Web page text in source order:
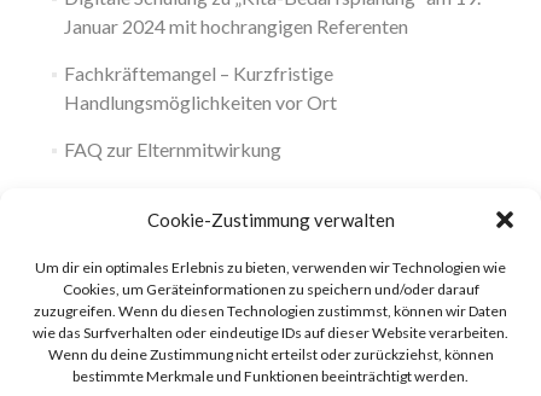
Cookie-Zustimmung verwalten
Um dir ein optimales Erlebnis zu bieten, verwenden wir Technologien wie
Cookies, um Geräteinformationen zu speichern und/oder darauf
zuzugreifen. Wenn du diesen Technologien zustimmst, können wir Daten
wie das Surfverhalten oder eindeutige IDs auf dieser Website verarbeiten.
Wenn du deine Zustimmung nicht erteilst oder zurückziehst, können
bestimmte Merkmale und Funktionen beeinträchtigt werden.
Januar 2024 mit hochrangigen Referenten
Fachkräftemangel – Kurzfristige
Handlungsmöglichkeiten vor Ort
FAQ zur Elternmitwirkung